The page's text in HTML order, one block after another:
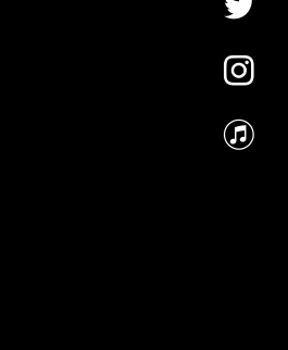
タープロジェク
のこぼれ
しているアニメ